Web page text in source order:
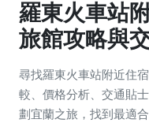
羅東火車站
旅館攻略與
尋找羅東火車站附近住
較、價格分析、交通貼
劃宜蘭之旅，找到最適